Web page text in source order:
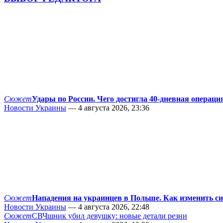
СюжетУдары по России. Чего достигла 40-дневная
Новости Украины — 4 августа 2026, 23:36
СюжетНападения на украинцев в Польше. Как изменить
Новости Украины — 4 августа 2026, 22:48
СюжетСВЧшник убил девушку: новые детали резни